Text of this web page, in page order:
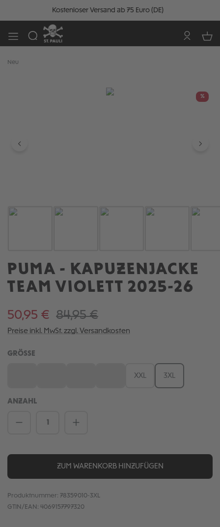
Kostenloser Versand ab 75 Euro (DE)
Neu
%
PUMA - KAPUZENJACKE
TEAM VIOLETT 2025-26
50,95 € 84,95 €
Preise inkl. MwSt. zzgl. Versandkosten
GRÖSSE
XXL 3XL
ANZAHL
Produkt Anzahl: Gib den gewünschten
ZUM WARENKORB HINZUFÜGEN
Produktnummer: 78359010-3XL
GTIN/EAN: 4069157797320